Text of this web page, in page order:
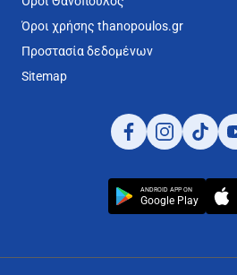
Όροι χρήσης thanopoulos.gr
Προστασία δεδομένων
Sitemap
ANDROID APP ON
Google Play